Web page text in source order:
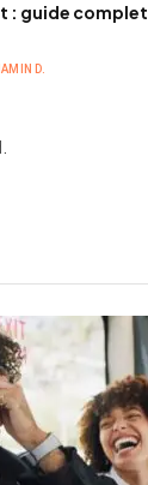
: guide
D.